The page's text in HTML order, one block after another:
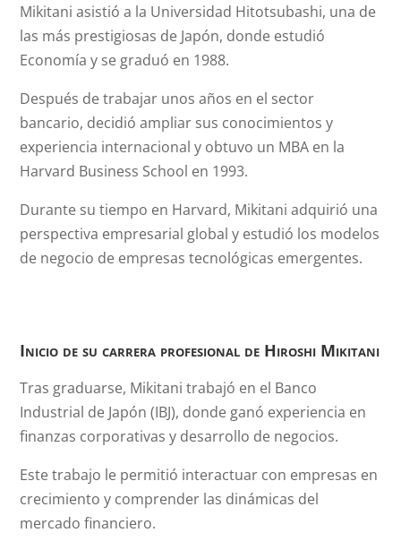
Mikitani asistió a la Universidad Hitotsubashi, una de
las más prestigiosas de Japón, donde estudió
Economía y se graduó en 1988.
Después de trabajar unos años en el sector
bancario, decidió ampliar sus conocimientos y
experiencia internacional y obtuvo un MBA en la
Harvard Business School en 1993.
Durante su tiempo en Harvard, Mikitani adquirió una
perspectiva empresarial global y estudió los modelos
de negocio de empresas tecnológicas emergentes.
Inicio de su carrera profesional de Hiroshi Mikitani
Tras graduarse, Mikitani trabajó en el Banco
Industrial de Japón (IBJ), donde ganó experiencia en
finanzas corporativas y desarrollo de negocios.
Este trabajo le permitió interactuar con empresas en
crecimiento y comprender las dinámicas del
mercado financiero.